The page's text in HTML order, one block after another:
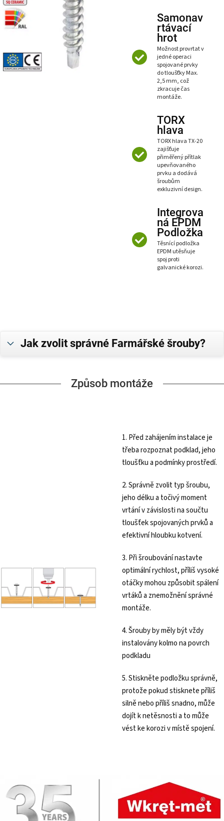
Samonav
rtávací
hrot
Možnost provrtat v
jedné operaci
spojované prvky
do tloušťky Max.
2,5 mm, což
zkracuje čas
montáže.
TORX
hlava
TORX hlava TX-20
zajišťuje
přiměřený přítlak
upevňovaného
prvku a dodává
šroubům
exkluzivní design.
Integrova
ná EPDM
Podložka
Těsnící podložka
EPDM utěsňuje
spoj proti
galvanické korozi.
Jak zvolit správné Farmářské šrouby?
Způsob montáže
1. Před zahájením instalace je
třeba rozpoznat podklad, jeho
tloušťku a podmínky prostředí.
2. Správně zvolit typ šroubu,
jeho délku a točivý moment
vrtání v závislosti na součtu
tloušťek spojovaných prvků a
efektivní hloubku kotvení.
3. Při šroubování nastavte
optimální rychlost, příliš vysoké
otáčky mohou způsobit spálení
vrtáků a znemožnění správné
montáže.
4. Šrouby by měly být vždy
instalovány kolmo na povrch
podkladu
5. Stiskněte podložku správně,
protože pokud stisknete příliš
silně nebo příliš snadno, může
dojít k netěsnosti a to může
vést ke korozi v místě spojení.